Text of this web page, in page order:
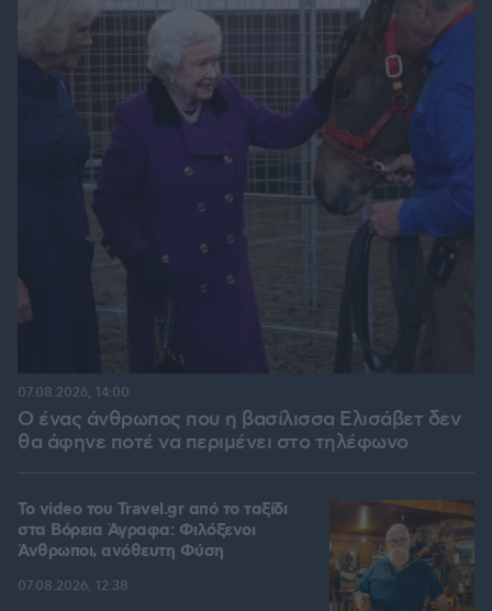
Ο ένας άνθρωπος που η βασίλισσα Ελισάβετ δεν
θα άφηνε ποτέ να περιμένει στο τηλέφωνο
07.08.2026, 14:00
To video του Travel.gr από το ταξίδι
στα Βόρεια Άγραφα: Φιλόξενοι
Άνθρωποι, ανόθευτη Φύση
07.08.2026, 12:38